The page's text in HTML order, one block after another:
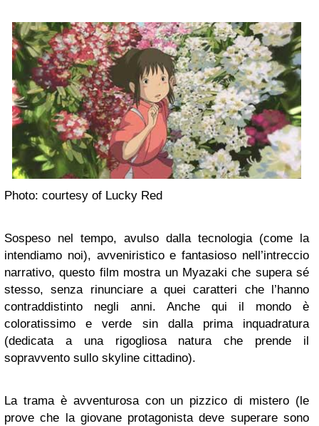
Photo: courtesy of Lucky Red
Sospeso nel tempo, avulso dalla tecnologia (come la
intendiamo noi), avveniristico e fantasioso nell’intreccio
narrativo, questo film mostra un Myazaki che supera sé
stesso, senza rinunciare a quei caratteri che l’hanno
contraddistinto negli anni. Anche qui il mondo è
coloratissimo e verde sin dalla prima inquadratura
(dedicata a una rigogliosa natura che prende il
sopravvento sullo skyline cittadino).
La trama è avventurosa con un pizzico di mistero (le
prove che la giovane protagonista deve superare sono